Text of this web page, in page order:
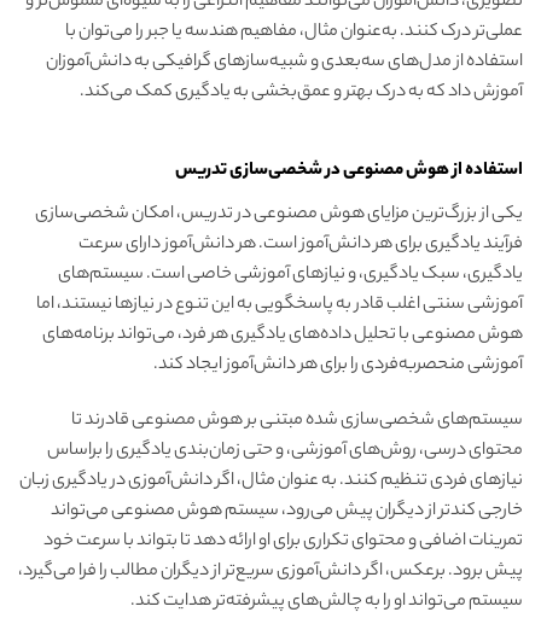
عملی‌تر درک کنند. به‌عنوان مثال، مفاهیم هندسه یا جبر را می‌توان با
استفاده از مدل‌های سه‌بعدی و شبیه‌سازهای گرافیکی به دانش‌آموزان
آموزش داد که به درک بهتر و عمق‌بخشی به یادگیری کمک می‌کند.
استفاده از هوش مصنوعی در شخصی‌سازی تدریس
یکی از بزرگ‌ترین مزایای هوش مصنوعی در تدریس، امکان شخصی‌سازی
فرآیند یادگیری برای هر دانش‌آموز است. هر دانش‌آموز دارای سرعت
یادگیری، سبک یادگیری، و نیازهای آموزشی خاصی است. سیستم‌های
آموزشی سنتی اغلب قادر به پاسخگویی به این تنوع در نیازها نیستند، اما
هوش مصنوعی با تحلیل داده‌های یادگیری هر فرد، می‌تواند برنامه‌های
آموزشی منحصربه‌فردی را برای هر دانش‌آموز ایجاد کند.
سیستم‌های شخصی‌سازی شده مبتنی بر هوش مصنوعی قادرند تا
محتوای درسی، روش‌های آموزشی، و حتی زمان‌بندی یادگیری را براساس
نیازهای فردی تنظیم کنند. به عنوان مثال، اگر دانش‌آموزی در یادگیری زبان
خارجی کندتر از دیگران پیش می‌رود، سیستم هوش مصنوعی می‌تواند
تمرینات اضافی و محتوای تکراری برای او ارائه دهد تا بتواند با سرعت خود
پیش برود. برعکس، اگر دانش‌آموزی سریع‌تر از دیگران مطالب را فرا می‌گیرد،
سیستم می‌تواند او را به چالش‌های پیشرفته‌تر هدایت کند.